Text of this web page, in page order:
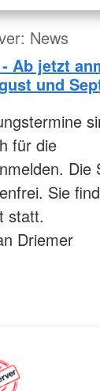
News
Ab jetzt
und
für die
Die
Sie
statt.
Driemer